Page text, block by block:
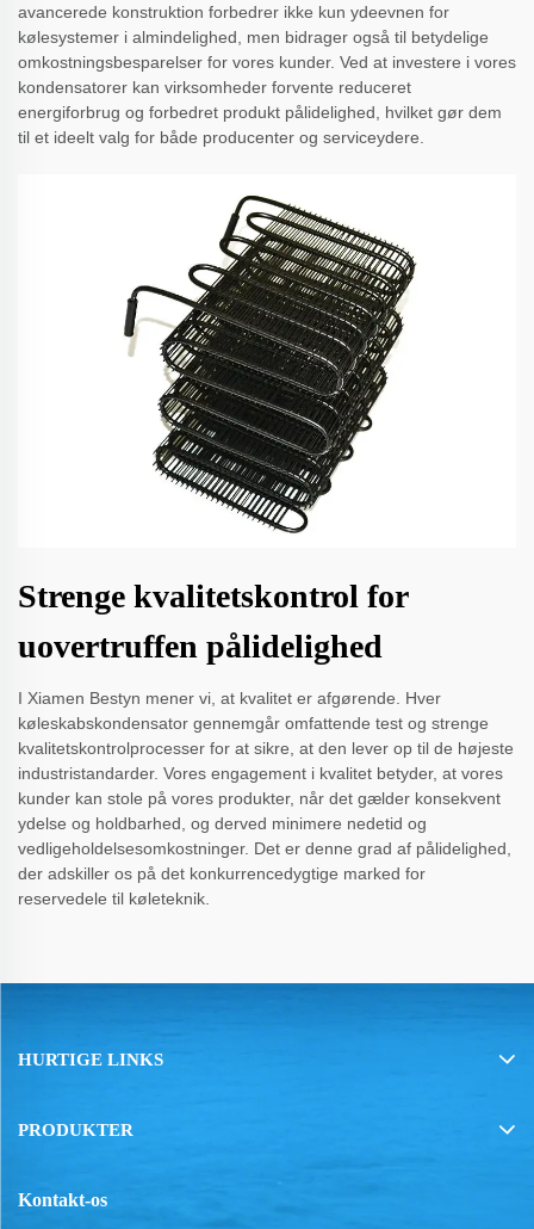
avancerede konstruktion forbedrer ikke kun ydeevnen for
kølesystemer i almindelighed, men bidrager også til betydelige
omkostningsbesparelser for vores kunder. Ved at investere i vores
kondensatorer kan virksomheder forvente reduceret
energiforbrug og forbedret produkt pålidelighed, hvilket gør dem
til et ideelt valg for både producenter og serviceydere.
Strenge kvalitetskontrol for
uovertruffen pålidelighed
I Xiamen Bestyn mener vi, at kvalitet er afgørende. Hver
køleskabskondensator gennemgår omfattende test og strenge
kvalitetskontrolprocesser for at sikre, at den lever op til de højeste
industristandarder. Vores engagement i kvalitet betyder, at vores
kunder kan stole på vores produkter, når det gælder konsekvent
ydelse og holdbarhed, og derved minimere nedetid og
vedligeholdelsesomkostninger. Det er denne grad af pålidelighed,
der adskiller os på det konkurrencedygtige marked for
reservedele til køleteknik.
HURTIGE LINKS
PRODUKTER
Kontakt-os